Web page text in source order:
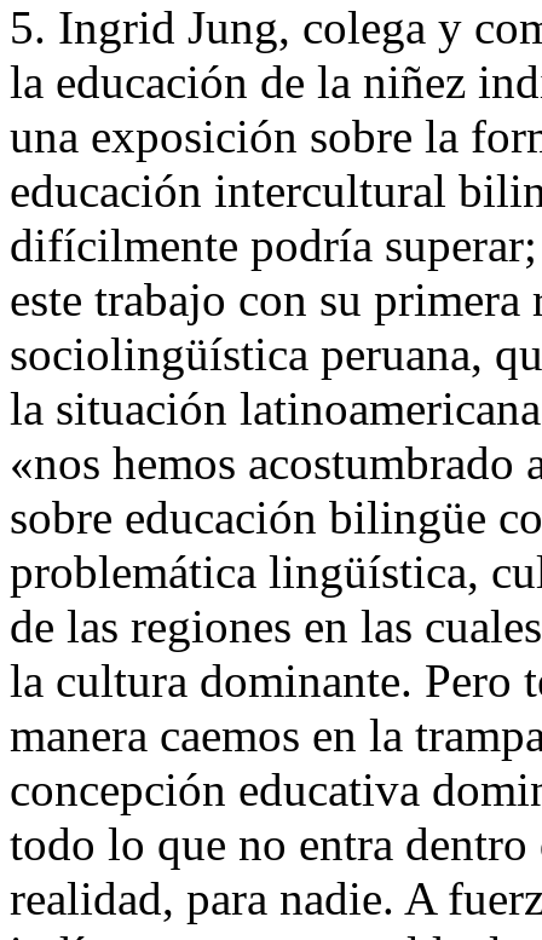
5. Ingrid Jung, colega y
la educación de la niñez
una exposición sobre la
educación intercultural
difícilmente podría
este trabajo con su
sociolingüística peruana,
la situación
«nos hemos acostumbrado
sobre educación bilingüe
problemática lingüística,
de las regiones en las
la cultura dominante. Pero
manera caemos en la
concepción educativa
todo lo que no entra dentro
realidad, para nadie. A